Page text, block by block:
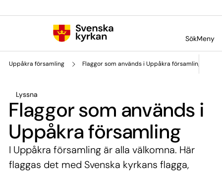
SökMeny
Uppåkra församling Flaggor som används i Uppåkra församling
Lyssna
Flaggor som används i
Uppåkra församling
I Uppåkra församling är alla välkomna. Här
flaggas det med Svenska kyrkans flagga,